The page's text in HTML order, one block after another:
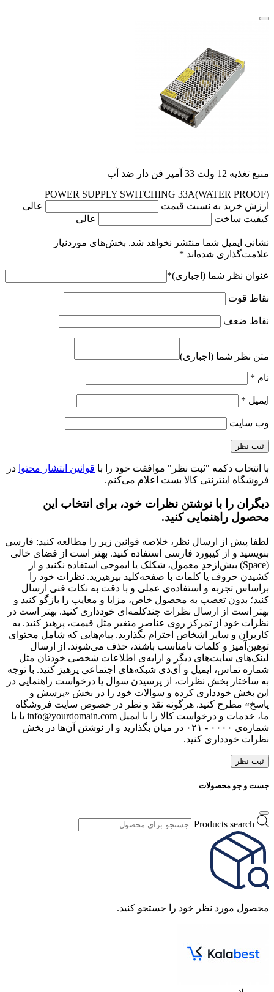
منبع تغذیه 12 ولت 33 آمپر فن دار ضد آب
POWER SUPPLY SWITCHING 33A(WATER PROOF)
ارزش خرید به نسبت قیمت
عالی
کیفیت ساخت
عالی
نشانی ایمیل شما منتشر نخواهد شد. بخش‌های موردنیاز
علامت‌گذاری شده‌اند *
عنوان نظر شما (اجباری)*
نقاط قوت
نقاط ضعف
متن نظر شما (اجباری)
نام *
ایمیل *
وب‌ سایت
با انتخاب دکمه "ثبت نظر" موافقت خود را با قوانین انتشار محتوا در
فروشگاه اینترنتی کالا بست اعلام می‌کنم.
دیگران را با نوشتن نظرات خود، برای انتخاب این
محصول راهنمایی کنید.
لطفا پیش از ارسال نظر، خلاصه قوانین زیر را مطالعه کنید: فارسی
بنویسید و از کیبورد فارسی استفاده کنید. بهتر است از فضای خالی
(Space) بیش‌از‌حدِ معمول، شکلک یا ایموجی استفاده نکنید و از
کشیدن حروف یا کلمات با صفحه‌کلید بپرهیزید. نظرات خود را
براساس تجربه و استفاده‌ی عملی و با دقت به نکات فنی ارسال
کنید؛ بدون تعصب به محصول خاص، مزایا و معایب را بازگو کنید و
بهتر است از ارسال نظرات چندکلمه‌‌ای خودداری کنید. بهتر است در
نظرات خود از تمرکز روی عناصر متغیر مثل قیمت، پرهیز کنید. به
کاربران و سایر اشخاص احترام بگذارید. پیام‌هایی که شامل محتوای
توهین‌آمیز و کلمات نامناسب باشند، حذف می‌شوند. از ارسال
لینک‌های سایت‌های دیگر و ارایه‌ی اطلاعات شخصی خودتان مثل
شماره تماس، ایمیل و آی‌دی شبکه‌های اجتماعی پرهیز کنید. با توجه
به ساختار بخش نظرات، از پرسیدن سوال یا درخواست راهنمایی در
این بخش خودداری کرده و سوالات خود را در بخش «پرسش و
پاسخ» مطرح کنید. هرگونه نقد و نظر در خصوص سایت فروشگاه
ما، خدمات و درخواست کالا را با ایمیل info@yourdomain.com یا با
شماره‌ی ۰۰۰۰ - ۰۲۱ در میان بگذارید و از نوشتن آن‌ها در بخش
نظرات خودداری کنید.
ثبت نظر
جست و جو محصولات
Products search
محصول مورد نظر خود را جستجو کنید.